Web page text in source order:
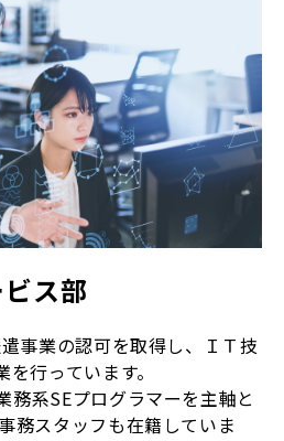
ス部
事業の認可を取得し、ＩＴ技
行っています。
務系SEプログラマーを主軸と
務スタッフも在籍していま